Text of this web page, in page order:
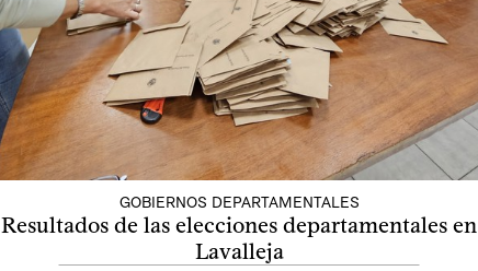
GOBIERNOS DEPARTAMENTALES
Resultados de las elecciones departamentales en
Lavalleja